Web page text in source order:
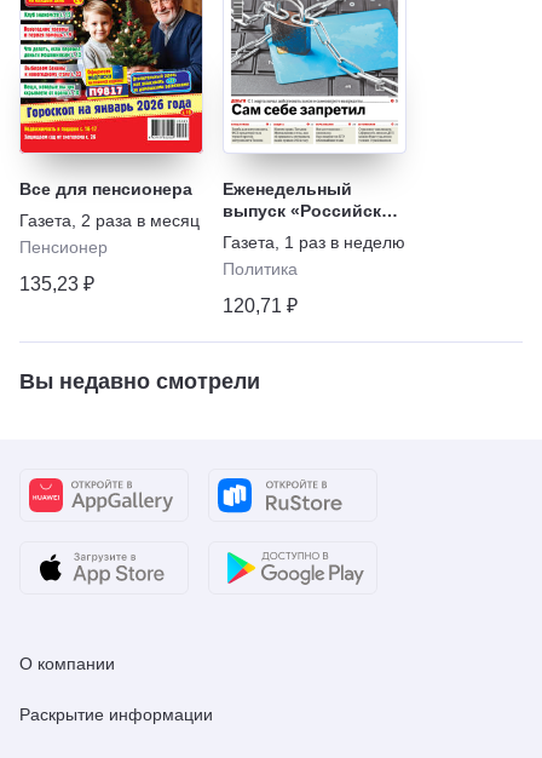
Все для пенсионера
Газета
2 раза в месяц
Пенсионер
135,23 ₽
Еженедельный
выпуск «Российской
газеты» - Неделя
Газета
1 раз в неделю
Политика
120,71 ₽
Вы недавно смотрели
О компании
Раскрытие информации